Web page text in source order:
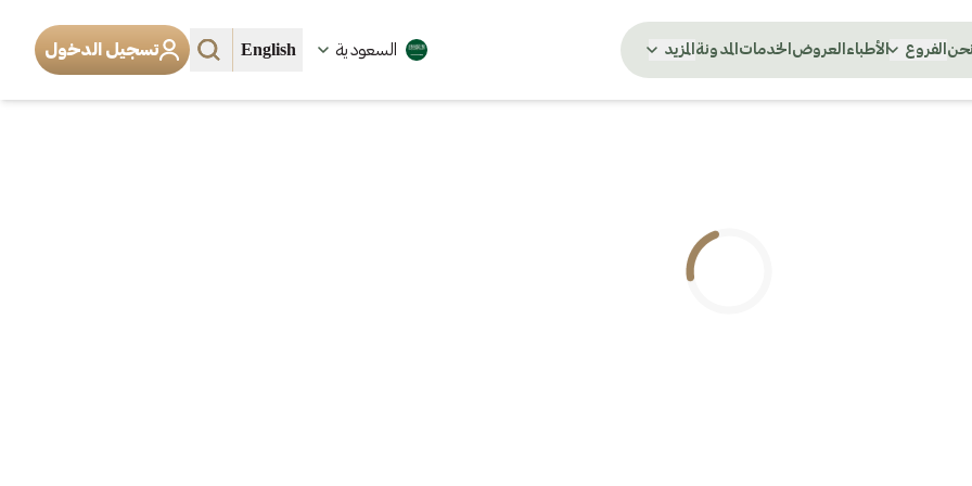
الفروع الأطباء العروض الخدمات المدونة المزيد السعودية English تسجيل الدخول